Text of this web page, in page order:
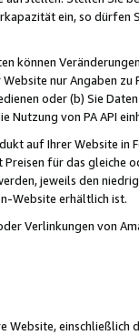
ein, so dürfen
können
nur Angaben
oder (b) Sie
Nutzung von PA API
auf Ihrer Website
Preisen für das
jeweils den
Website erhältlich ist.
Verlinkungen von